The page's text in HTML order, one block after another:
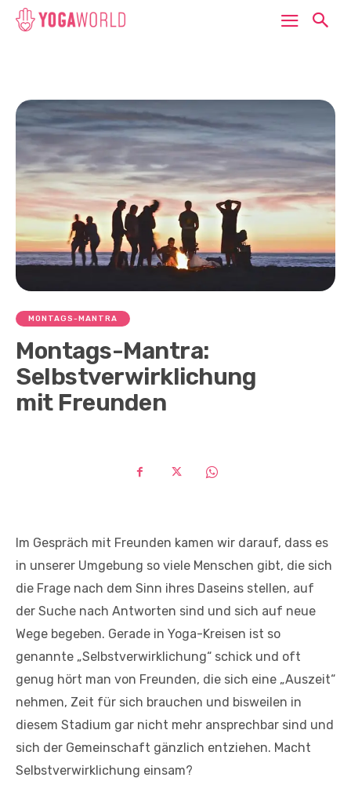
MONTAGS-MANTRA
Montags-Mantra:
Selbstverwirklichung
mit Freunden
Im Gespräch mit Freunden kamen wir darauf, dass es
in unserer Umgebung so viele Menschen gibt, die sich
die Frage nach dem Sinn ihres Daseins stellen, auf
der Suche nach Antworten sind und sich auf neue
Wege begeben. Gerade in Yoga-Kreisen ist so
genannte „Selbstverwirklichung“ schick und oft
genug hört man von Freunden, die sich eine „Auszeit“
nehmen, Zeit für sich brauchen und bisweilen in
diesem Stadium gar nicht mehr ansprechbar sind und
sich der Gemeinschaft gänzlich entziehen. Macht
Selbstverwirklichung einsam?